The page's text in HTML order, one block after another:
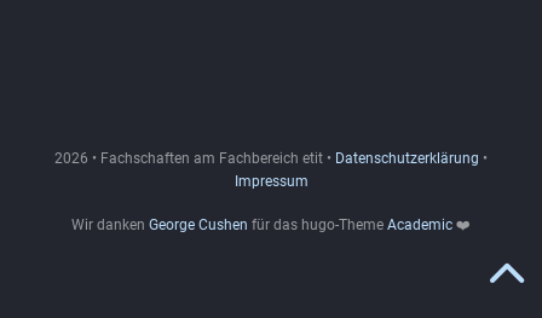
2026 • Fachschaften am Fachbereich etit • Datenschutzerklärung •
Impressum
Wir danken George Cushen für das hugo-Theme Academic ❤️